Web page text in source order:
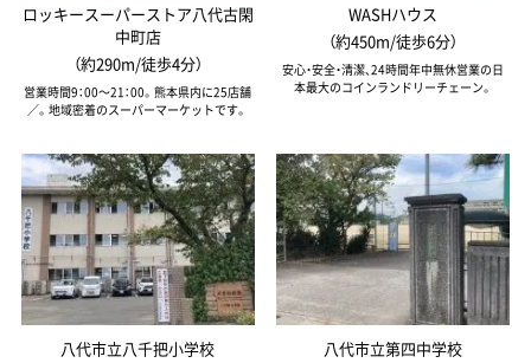
ロッキースーパーストア八代古閑
中町店
（約290m/徒歩4分）
営業時間9：00～21：00。熊本県内に25店舗
／。地域密着のスーパーマーケットです。
WASHハウス
（約450m/徒歩6分）
安心・安全・清潔、24時間年中無休営業の日
本最大のコインランドリーチェーン。
八代市立八千把小学校
八代市立第四中学校